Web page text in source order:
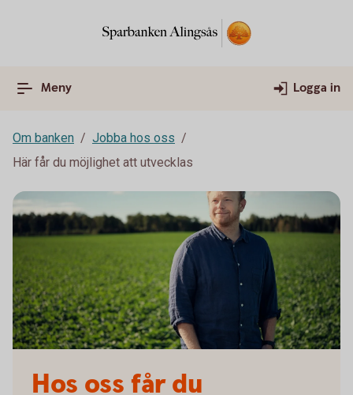
Meny Logga in
Om banken
Jobba hos oss
Här får du möjlighet att utvecklas
Hos oss får du